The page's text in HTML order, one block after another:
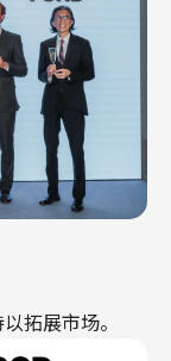
拓展市场。